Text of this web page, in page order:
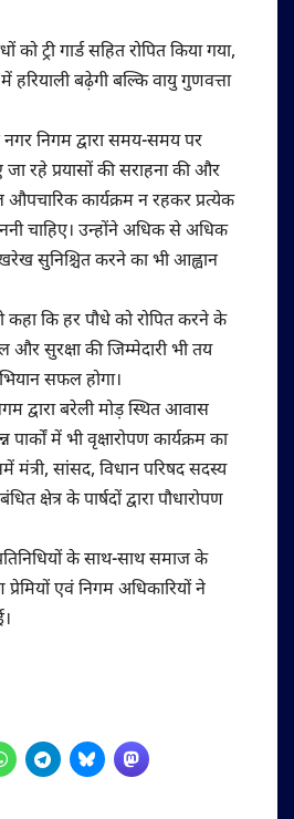
को ट्री गार्ड सहित रोपित किया गया,
बढ़ेगी बल्कि वायु गुणवत्ता
नगर निगम द्वारा समय-समय पर
रहे प्रयासों की सराहना की और
कार्यक्रम न रहकर प्रत्येक
चाहिए। उन्होंने अधिक से अधिक
सुनिश्चित करने का भी आह्वान
कहा कि हर पौधे को रोपित करने के
सुरक्षा की जिम्मेदारी भी तय
सफल होगा।
द्वारा बरेली मोड़ स्थित आवास
पार्कों में भी वृक्षारोपण कार्यक्रम का
सांसद, विधान परिषद सदस्य
क्षेत्र के पार्षदों द्वारा पौधारोपण
के साथ-साथ समाज के
प्रेमियों एवं निगम अधिकारियों ने